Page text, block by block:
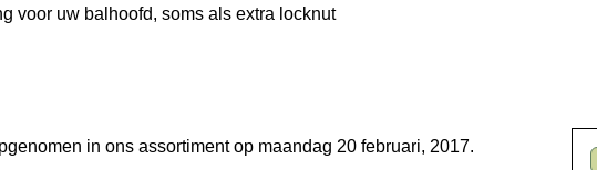
voor uw balhoofd, soms als extra locknut
in ons assortiment op maandag 20 februari, 2017.